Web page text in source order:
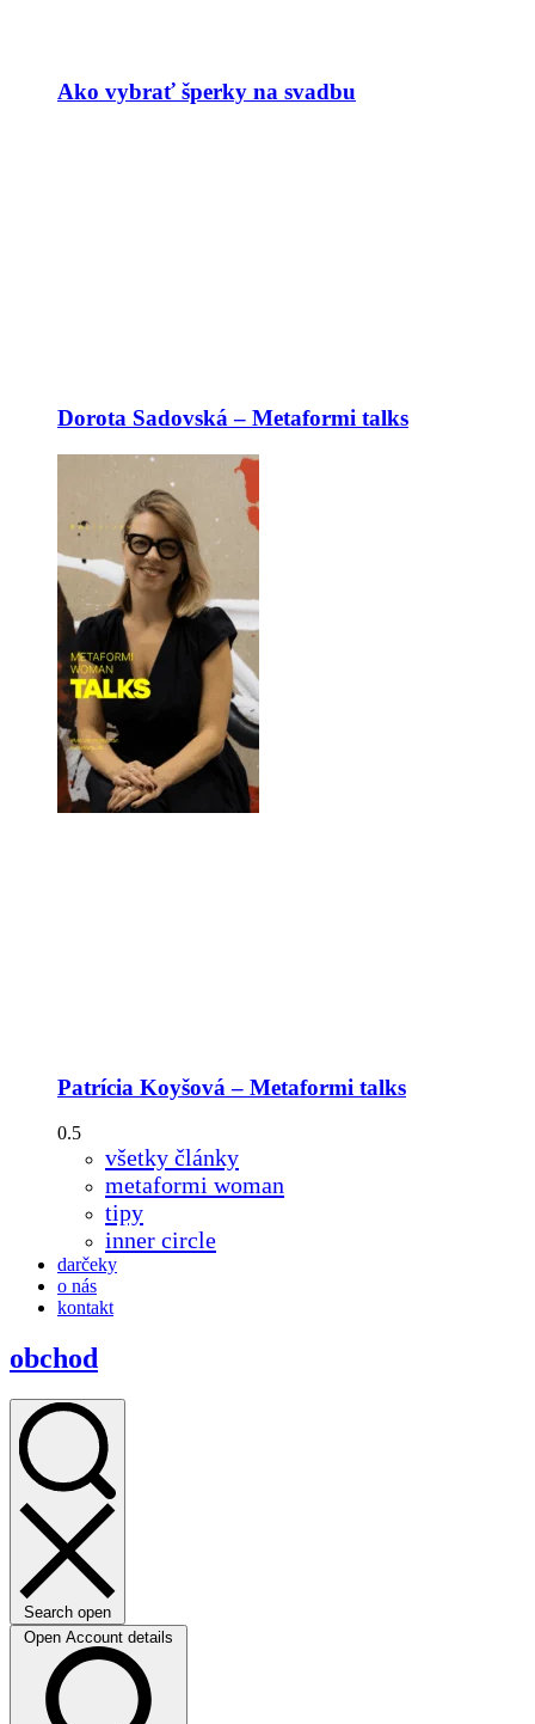
Ako vybrať šperky na svadbu
Dorota Sadovská – Metaformi talks
Patrícia Koyšová – Metaformi talks
všetky články
metaformi woman
tipy
inner circle
darčeky
o nás
kontakt
obchod
Search open
Open Account details